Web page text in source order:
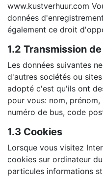
www.kustverhuur.com
données
également ce droit
1.2 Transmission
Les données suivantes
d'autres sociétés ou
adopté c'est qu'ils ont
pour vous: nom,
numéro de bus, code
1.3 Cookies
Lorsque vous visitez
cookies sur ordinateur
particules informations